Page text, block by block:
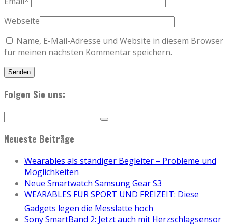
Webseite
Name, E-Mail-Adresse und Website in diesem Browser
für meinen nächsten Kommentar speichern.
Folgen Sie uns:
Neueste Beiträge
Wearables als ständiger Begleiter – Probleme und
Möglichkeiten
Neue Smartwatch Samsung Gear S3
WEARABLES FÜR SPORT UND FREIZEIT: Diese
Gadgets legen die Messlatte hoch
Sony SmartBand 2: Jetzt auch mit Herzschlagsensor